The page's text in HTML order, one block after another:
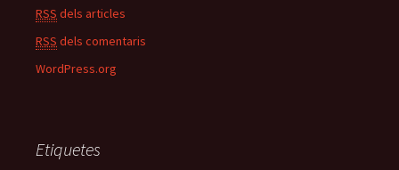
RSS dels articles
RSS dels comentaris
WordPress.org
Etiquetes